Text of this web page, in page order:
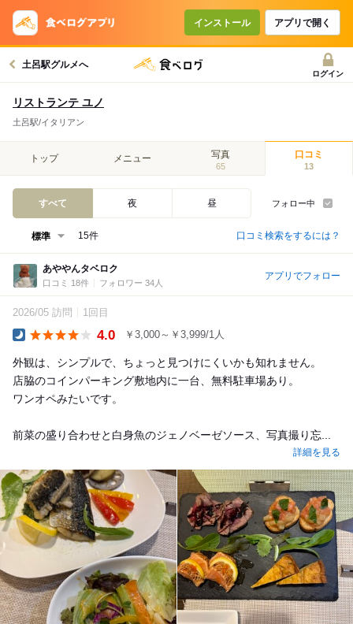
インストール アプリで開く
土呂駅グルメへ
ログイン
リストランテ ユノ
土呂駅/イタリアン
トップ メニュー 写真
65
口コミ
13
すべて 夜 昼 フォロー中
15件 口コミ検索をするには？
あややんタベロク
口コミ 18件 フォロワー 34人
アプリでフォロー
2026/05 訪問 1回目
4.0 ￥3,000～￥3,999/1人
外観は、シンプルで、ちょっと見つけにくいかも知れません。
店脇のコインパーキング敷地内に一台、無料駐車場あり。
ワンオペみたいです。
前菜の盛り合わせと白身魚のジェノベーゼソース、写真撮り忘...
詳細を見る